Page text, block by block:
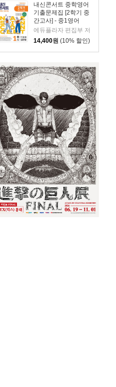
내신콘서트 중학영어
기출문제집 [2학기 중
간고사] - 중1영어
YBM 김은형 (2026
에듀플라자 편집부 저
14,400원 (10% 할인)